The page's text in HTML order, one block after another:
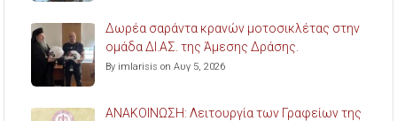
Δωρέα σαράντα κρανών μοτοσικλέτας στην
ομάδα ΔΙ.ΑΣ. της Άμεσης Δράσης.
By imlarisis on Αυγ 5, 2026
ΑΝΑΚΟΙΝΩΣΗ: Λειτουργία των Γραφείων της